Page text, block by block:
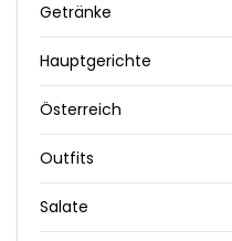
Getränke
Hauptgerichte
Österreich
Outfits
Salate